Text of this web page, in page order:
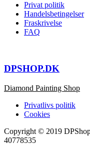
Privat politik
Handelsbetingelser
Fraskrivelse
FAQ
DPSHOP.DK
Diamond Painting Shop
Privatlivs politik
Cookies
Copyright © 2019
40778535